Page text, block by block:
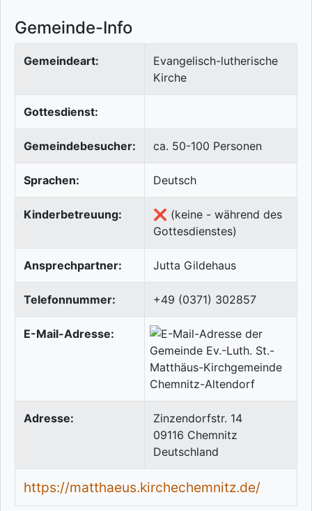
Gemeinde-Info
Gemeindeart:
Evangelisch-lutherische
Kirche
Gottesdienst:
Gemeindebesucher: ca. 50-100 Personen
Sprachen: Deutsch
Kinderbetreuung:
❌ (keine - während des
Gottesdienstes)
Ansprechpartner: Jutta Gildehaus
Telefonnummer: +49 (0371) 302857
E-Mail-Adresse:
Adresse:
Zinzendorfstr. 14
09116 Chemnitz
Deutschland
https://matthaeus.kirchechemnitz.de/